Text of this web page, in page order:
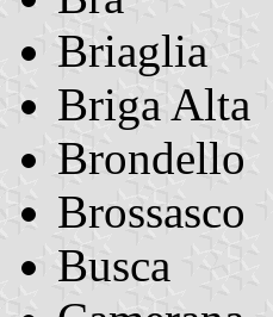
Briaglia
Briga Alta
Brondello
Brossasco
Busca